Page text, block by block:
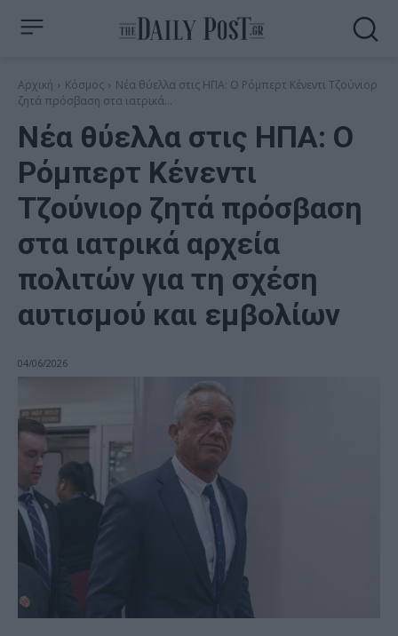
Αρχική Κόσμος
Νέα θύελλα στις ΗΠΑ: Ο Ρόμπερτ Κένεντι Τζούνιορ
ζητά πρόσβαση στα ιατρικά...
Νέα θύελλα στις ΗΠΑ: Ο
Ρόμπερτ Κένεντι
Τζούνιορ ζητά πρόσβαση
στα ιατρικά αρχεία
πολιτών για τη σχέση
αυτισμού και εμβολίων
04/06/2026